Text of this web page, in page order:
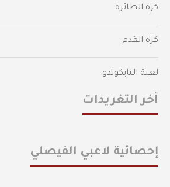
كرة الطائرة
كرة القدم
لعبة التايكوندو
أخر التغريدات
إحصائية لاعبي الفيصلي